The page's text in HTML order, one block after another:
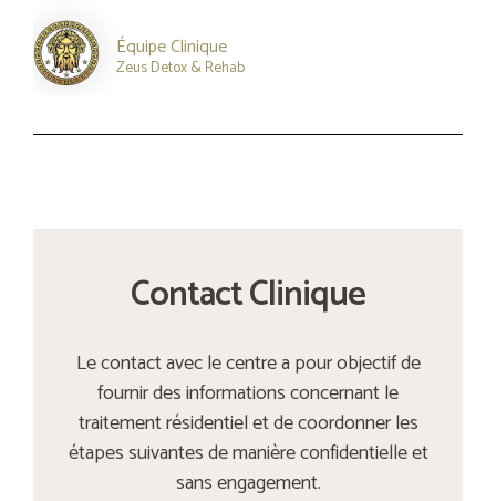
Équipe Clinique
Zeus Detox & Rehab
Contact Clinique
Le contact avec le centre a pour objectif de
fournir des informations concernant le
traitement résidentiel et de coordonner les
étapes suivantes de manière confidentielle et
sans engagement.